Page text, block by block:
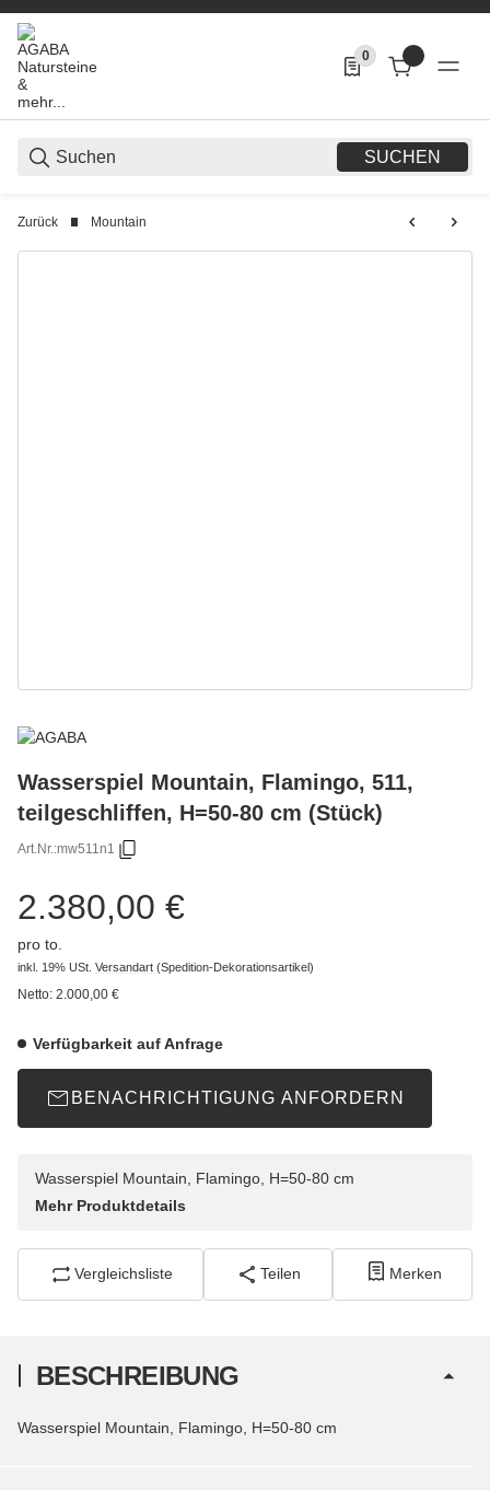
SUCHEN
0
0 Produkte in der
Zurück Mountain
Wasserspiel Mountain, Flamingo, 511,
teilgeschliffen, H=50-80 cm (Stück)
Art.Nr.:mw511n1
2.380,00 €
pro to.
inkl. 19% USt. Versandart (Spedition-Dekorationsartikel)
Netto: 2.000,00 €
Verfügbarkeit auf Anfrage
BENACHRICHTIGUNG ANFORDERN
Wasserspiel Mountain, Flamingo, H=50-80 cm
Mehr Produktdetails
Vergleichsliste Teilen Merken
BESCHREIBUNG
Wasserspiel Mountain, Flamingo, H=50-80 cm